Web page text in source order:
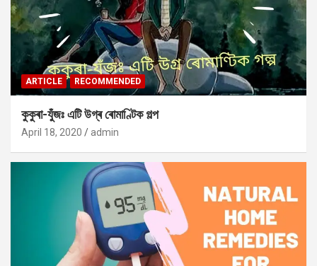
ARTICLE RECOMMENDED
কুকুৰা-যুঁজঃ এটি উগ্ৰ ৰোমাণ্টিক গল্প
April 18, 2020 admin